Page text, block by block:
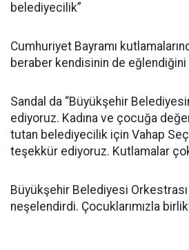
belediyecilik”
Cumhuriyet Bayramı
beraber kendisinin de
Sandal da “Büyükşehir
ediyoruz. Kadına ve çocuğa
tutan belediyecilik için Vahap
teşekkür ediyoruz. Kutlamalar
Büyükşehir Belediyesi
neşelendirdi. Çocuklarımızla